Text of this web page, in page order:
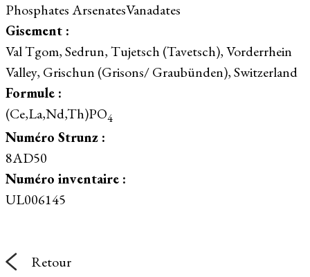
Phosphates ArsenatesVanadates
Gisement :
Val Tgom, Sedrun, Tujetsch (Tavetsch), Vorderrhein
Valley, Grischun (Grisons/ Graubünden), Switzerland
Formule :
(Ce,La,Nd,Th)PO4
Numéro Strunz :
8AD50
Numéro inventaire :
UL006145
Retour